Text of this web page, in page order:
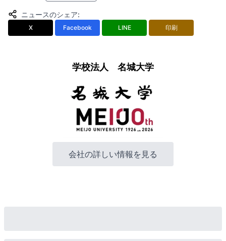
ニュースのシェア:
X Facebook LINE 印刷
学校法人 名城大学
会社の詳しい情報を見る